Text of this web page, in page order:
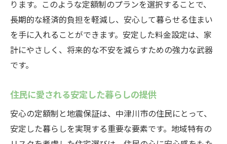
ります。このような定額制のプランを選択することで、
長期的な経済的負担を軽減し、安心して暮らせる住まい
を手に入れることができます。安定した料金設定は、家
計にやさしく、将来的な不安を減らすための強力な武器
です。
住民に愛される安定した暮らしの提供
安心の定額制と地震保証は、中津川市の住民にとって、
安定した暮らしを実現する重要な要素です。地域特有の